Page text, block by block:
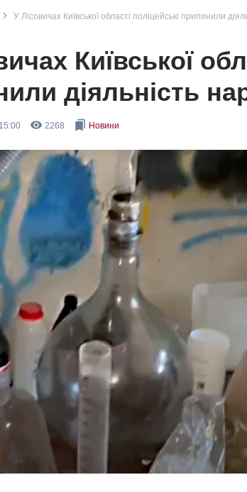
navigate_next У Лісовичах Київської області поліцейські припинили
Київської
діяльність
15:00 remove_red_eye 2268 bookmarks Новини